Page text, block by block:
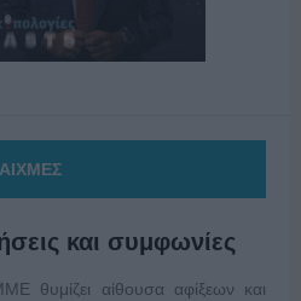
ΑΙΧΜΕΣ
και συμφωνίες
θυμίζει αίθουσα αφίξεων και